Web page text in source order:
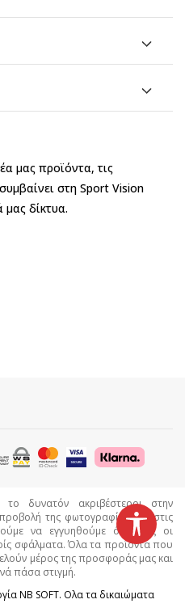
μας προϊόντα, τις
στη Sport Vision
δίκτυα.
δυνατόν ακριβέστεροι στην
της φωτογραφίας και στις
να εγγυηθούμε ότι όλες οι
σφάλματα. Όλα τα προϊόντα που
μέρος της προσφοράς μας και
πάσα στιγμή.
NB SOFT. Ολα τα δικαιώματα